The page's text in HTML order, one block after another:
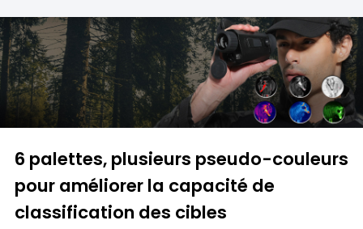
6 palettes, plusieurs pseudo-couleurs
pour améliorer la capacité de
classification des cibles